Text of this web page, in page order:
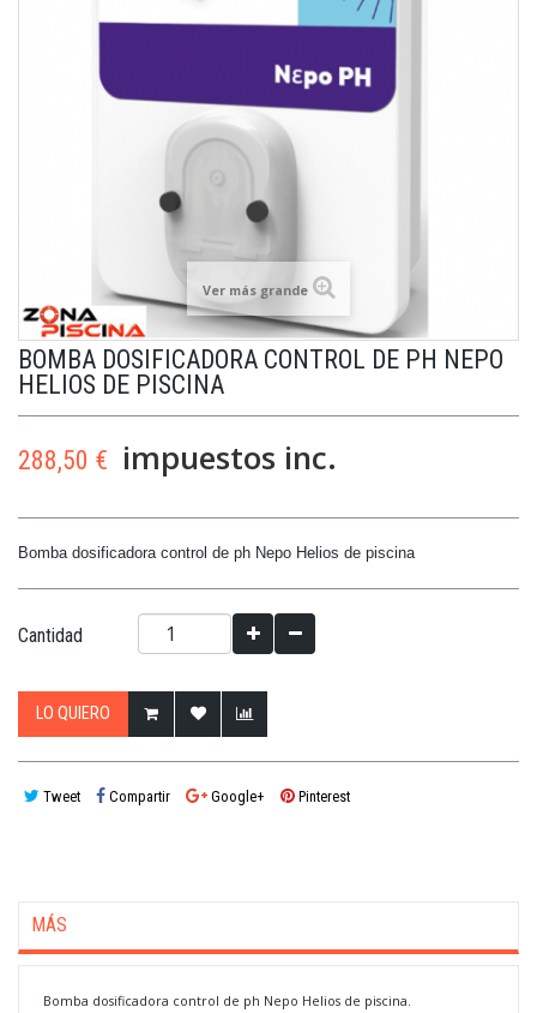
Ver más grande
BOMBA DOSIFICADORA CONTROL DE PH NEPO
HELIOS DE PISCINA
288,50 € impuestos inc.
Bomba dosificadora control de ph Nepo Helios de piscina
Cantidad
LO QUIERO
Tweet Compartir Google+ Pinterest
MÁS
Bomba dosificadora control de ph Nepo Helios de piscina.